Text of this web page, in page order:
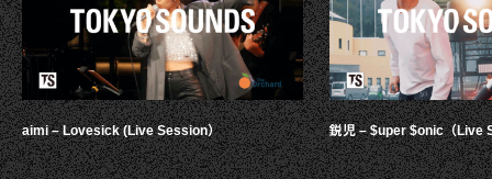
aimi – Lovesick (Live Session） 鋭児 – $uper $onic（Live